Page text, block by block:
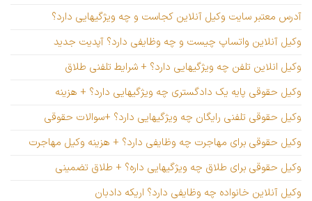
آدرس معتبر سایت وکیل آنلاین کجاست و چه ویژگیهایی دارد؟
وکیل آنلاین واتساپ چیست و چه وظایفی دارد؟ آپدیت جدید
وکیل انلاین تلفن چه ویژگیهایی دارد؟ + شرایط تلفنی طلاق
وکیل حقوقی پایه یک دادگستری چه ویژگیهایی دارد؟ + هزینه
وکیل حقوقی تلفنی رایگان چه ویژگیهایی دارد؟ +سوالات حقوقی
وکیل حقوقی برای مهاجرت چه وظایفی دارد؟ + هزینه وکیل مهاجرت
وکیل حقوقی برای طلاق چه ویژگیهایی داره؟ + طلاق تضمینی
وکیل آنلاین خانواده چه وظایفی دارد؟ اریکه دادبان